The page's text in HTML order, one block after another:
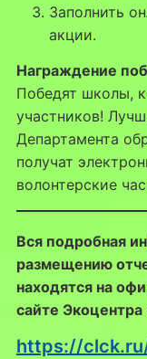
Заполнить
акции.
Награждение
Победят школы,
участников!
Департамента
получат
волонтерские
Вся подробная
размещению
находятся на
сайте
https://